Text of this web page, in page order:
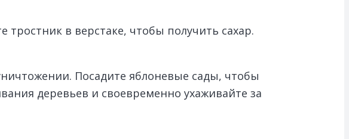
тростник в верстаке, чтобы получить сахар.
Посадите яблоневые сады, чтобы
деревьев и своевременно ухаживайте за